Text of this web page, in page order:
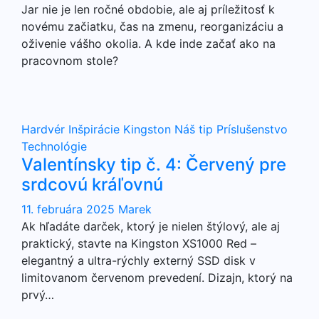
Jar nie je len ročné obdobie, ale aj príležitosť k
novému začiatku, čas na zmenu, reorganizáciu a
oživenie vášho okolia. A kde inde začať ako na
pracovnom stole?
Hardvér Inšpirácie Kingston Náš tip Príslušenstvo
Technológie
Valentínsky tip č. 4: Červený pre
srdcovú kráľovnú
11. februára 2025 Marek
Ak hľadáte darček, ktorý je nielen štýlový, ale aj
praktický, stavte na Kingston XS1000 Red –
elegantný a ultra-rýchly externý SSD disk v
limitovanom červenom prevedení. Dizajn, ktorý na
prvý…